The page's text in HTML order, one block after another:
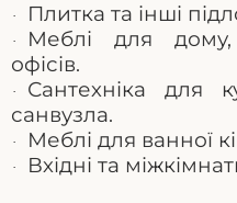
· Плитка та інші
·
Меблі для дому,
офісів.
·
Сантехніка для
санвузла.
· Меблі для ванної
·
Вхідні та